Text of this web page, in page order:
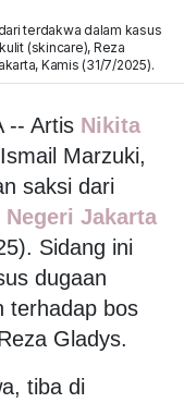
terdakwa dalam kasus
(skincare), Reza
Kamis (31/7/2025).
-- Artis Nikita
Marzuki,
saksi dari
Negeri Jakarta
Sidang ini
dugaan
terhadap bos
Gladys.
tiba di